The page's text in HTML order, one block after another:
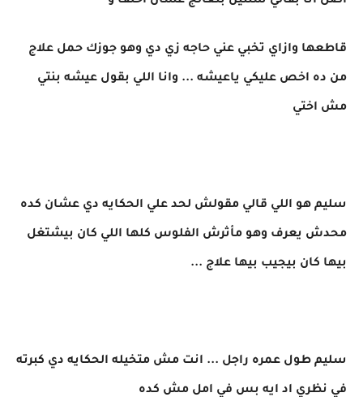
قاطعها وازاي تخبي عني حاجه زي دي وهو جوزك حمل علاج
من ده اخص عليكي ياعيشه ... وانا اللي بقول عيشه بنتي
مش اختي
سليم هو اللي قالي مقولش لحد علي الحكايه دي عشان كده
محدش يعرف وهو مأثرش الفلوس كلها اللي كان بيشتغل
بيها كان بيجيب بيها علاج ...
سليم طول عمره راجل ... انت مش متخيله الحكايه دي كبرته
في نظري اد ايه بس في امل مش كده